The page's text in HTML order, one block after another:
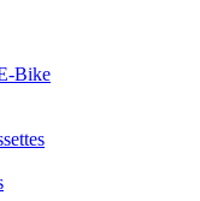
Bike